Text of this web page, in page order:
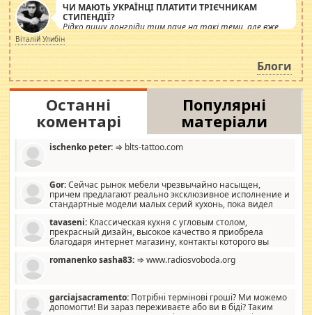
ЧИ МАЮТЬ УКРАЇНЦІ ПЛАТИТИ ТРІЄЧНИКАМ
СТИПЕНДІЇ?
Рідко пишу лонгріди тим паче на такі теми, але вже
просто дістало! Обурюють сьогоднішні інсенуації
навколо стипендіального питання. Штучно
роздувається ще одна соціальна катастрофа.
Віталій Улибін
Блоги
Останні
коментарі
Популярні
матеріали
ischenko peter: ⇒ blts-tattoo.com
Gor:Сейчас рынок мебели чрезвычайно насыщен,
причем предлагают реально эксклюзивное исполнение и
стандартные модели малых серий кухонь, пока видел
стандартные формы, в MebelOk, креативненько и что главное -
со вкусом все в порядке, без ненужных наворотов удорожающих
мебель, а это не последний фактор.
tavaseni: Классическая кухня с угловым столом,
прекрасный дизайн, высокое качество я приобрела
благодаря интернет магазину, контакты которого вы
romanenko sasha83: ⇒ www.radiosvoboda.org
garciajsacramento: Потрібні термінові гроші? Ми можемо
допомогти! Ви зараз переживаєте або ви в біді? Таким